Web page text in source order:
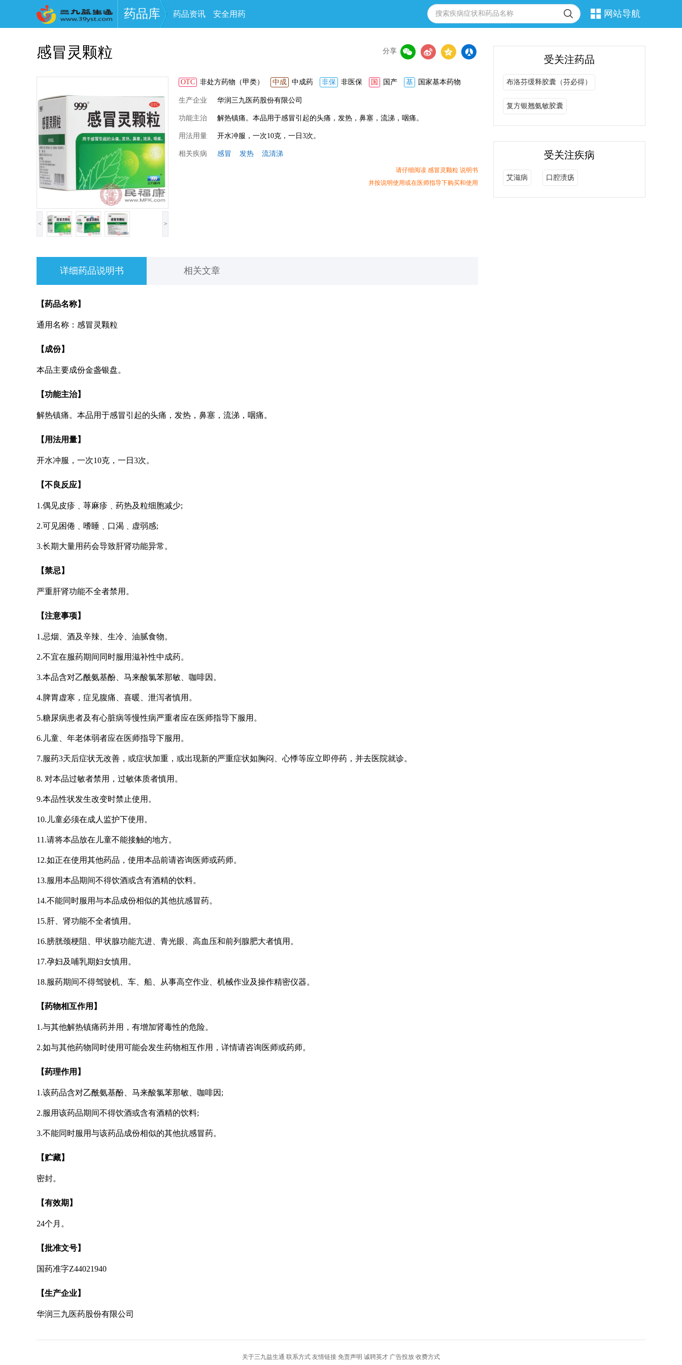
药品库 药品资讯 安全用药 网站导航
分享
感冒灵颗粒
< >
OTC 非处方药物（甲类） 中成 中成药 非保 非医保 国 国产 基 国家基本药物
生产企业 华润三九医药股份有限公司
功能主治 解热镇痛。本品用于感冒引起的头痛，发热，鼻塞，流涕，咽痛。
用法用量 开水冲服，一次10克，一日3次。
相关疾病 感冒 发热 流清涕
请仔细阅读 感冒灵颗粒 说明书
并按说明使用或在医师指导下购买和使用
详细药品说明书 相关文章
【药品名称】
通用名称：感冒灵颗粒
【成份】
本品主要成份金盏银盘。
【功能主治】
解热镇痛。本品用于感冒引起的头痛，发热，鼻塞，流涕，咽痛。
【用法用量】
开水冲服，一次10克，一日3次。
【不良反应】
1.偶见皮疹﹑荨麻疹﹑药热及粒细胞减少;
2.可见困倦﹑嗜睡﹑口渴﹑虚弱感;
3.长期大量用药会导致肝肾功能异常。
【禁忌】
严重肝肾功能不全者禁用。
【注意事项】
1.忌烟、酒及辛辣、生冷、油腻食物。
2.不宜在服药期间同时服用滋补性中成药。
3.本品含对乙酰氨基酚、马来酸氯苯那敏、咖啡因。
4.脾胃虚寒，症见腹痛、喜暖、泄泻者慎用。
5.糖尿病患者及有心脏病等慢性病严重者应在医师指导下服用。
6.儿童、年老体弱者应在医师指导下服用。
7.服药3天后症状无改善，或症状加重，或出现新的严重症状如胸闷、心悸等应立即停药，并去医院就诊。
8. 对本品过敏者禁用，过敏体质者慎用。
9.本品性状发生改变时禁止使用。
10.儿童必须在成人监护下使用。
11.请将本品放在儿童不能接触的地方。
12.如正在使用其他药品，使用本品前请咨询医师或药师。
13.服用本品期间不得饮酒或含有酒精的饮料。
14.不能同时服用与本品成份相似的其他抗感冒药。
15.肝、肾功能不全者慎用。
16.膀胱颈梗阻、甲状腺功能亢进、青光眼、高血压和前列腺肥大者慎用。
17.孕妇及哺乳期妇女慎用。
18.服药期间不得驾驶机、车、船、从事高空作业、机械作业及操作精密仪器。
【药物相互作用】
1.与其他解热镇痛药并用，有增加肾毒性的危险。
2.如与其他药物同时使用可能会发生药物相互作用，详情请咨询医师或药师。
【药理作用】
1.该药品含对乙酰氨基酚、马来酸氯苯那敏、咖啡因;
2.服用该药品期间不得饮酒或含有酒精的饮料;
3.不能同时服用与该药品成份相似的其他抗感冒药。
【贮藏】
密封。
【有效期】
24个月。
【批准文号】
国药准字Z44021940
【生产企业】
华润三九医药股份有限公司
受关注药品
布洛芬缓释胶囊（芬必得）
复方银翘氨敏胶囊
受关注疾病
艾滋病 口腔溃疡
关于三九益生通 联系方式 友情链接 免责声明 诚聘英才 广告投放 收费方式